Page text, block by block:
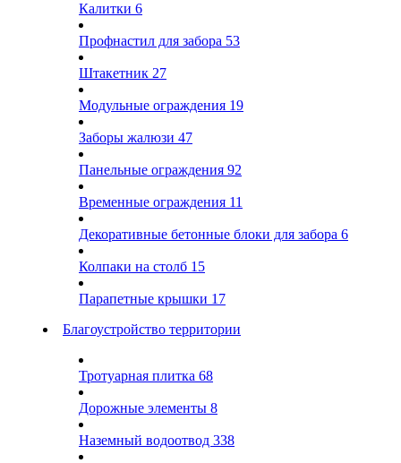
Калитки 6
Профнастил для забора 53
Штакетник 27
Модульные ограждения 19
Заборы жалюзи 47
Панельные ограждения 92
Временные ограждения 11
Декоративные бетонные блоки для забора 6
Колпаки на столб 15
Парапетные крышки 17
Благоустройство территории
Тротуарная плитка 68
Дорожные элементы 8
Наземный водоотвод 338